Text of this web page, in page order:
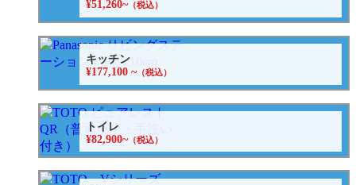
¥51,260~（税込）
キッチン
¥177,100 ~（税込）
トイレ
¥82,900~（税込）